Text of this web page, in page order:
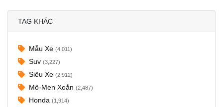
TAG KHÁC
Mẫu Xe (4,011)
Suv (3,227)
Siêu Xe (2,912)
Mô-Men Xoắn (2,487)
Honda (1,914)